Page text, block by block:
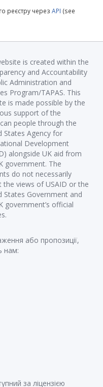
реєстру через API (see
is created within the
and Accountability
Administration and
Program/TAPAS. This
is made possible by the
support of the
people through the
States Agency for
Development
alongside UK aid from
government. The
do not necessarily
the views of USAID or the
States Government and
government’s official
або пропозиції,
нам:
за ліцензією